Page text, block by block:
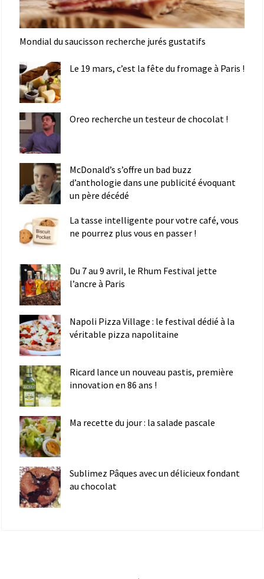
Mondial du saucisson recherche jurés gustatifs
Le 19 mars, c’est la fête du fromage à Paris !
Oreo recherche un testeur de chocolat !
McDonald’s s’offre un bad buzz
d’anthologie dans une publicité évoquant
un père décédé
La tasse intelligente pour votre café, vous
ne pourrez plus vous en passer !
Du 7 au 9 avril, le Rhum Festival jette
l’ancre à Paris
Napoli Pizza Village : le festival dédié à la
véritable pizza napolitaine
Ricard lance un nouveau pastis, première
innovation en 86 ans !
Ma recette du jour : la salade pascale
Sublimez Pâques avec un délicieux fondant
au chocolat